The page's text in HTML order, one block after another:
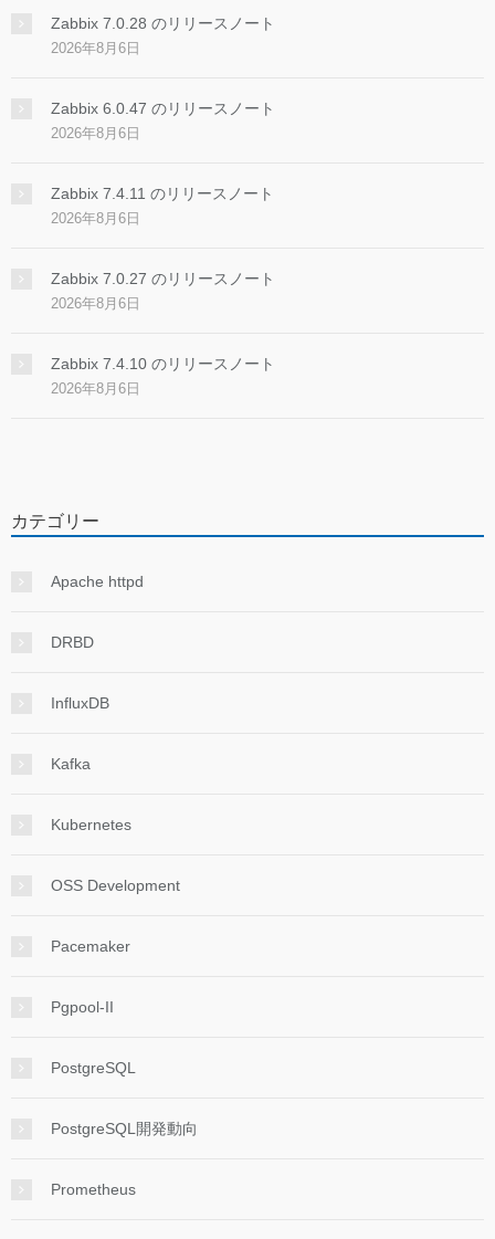
Zabbix 7.0.28 のリリースノート
2026年8月6日
Zabbix 6.0.47 のリリースノート
2026年8月6日
Zabbix 7.4.11 のリリースノート
2026年8月6日
Zabbix 7.0.27 のリリースノート
2026年8月6日
Zabbix 7.4.10 のリリースノート
2026年8月6日
カテゴリー
Apache httpd
DRBD
InfluxDB
Kafka
Kubernetes
OSS Development
Pacemaker
Pgpool-II
PostgreSQL
PostgreSQL開発動向
Prometheus